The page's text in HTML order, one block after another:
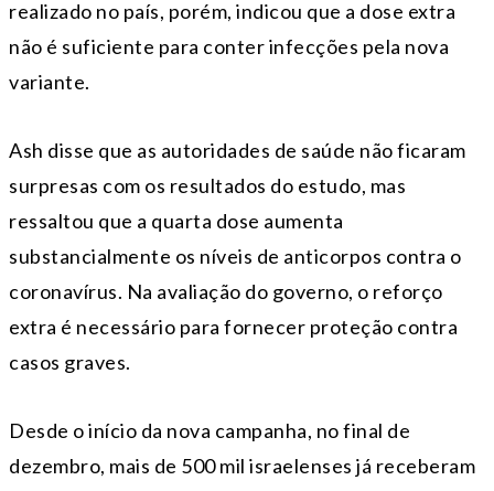
realizado no país, porém, indicou que a dose extra
não é suficiente para conter infecções pela nova
variante.
Ash disse que as autoridades de saúde não ficaram
surpresas com os resultados do estudo, mas
ressaltou que a quarta dose aumenta
substancialmente os níveis de anticorpos contra o
coronavírus. Na avaliação do governo, o reforço
extra é necessário para fornecer proteção contra
casos graves.
Desde o início da nova campanha, no final de
dezembro, mais de 500 mil israelenses já receberam